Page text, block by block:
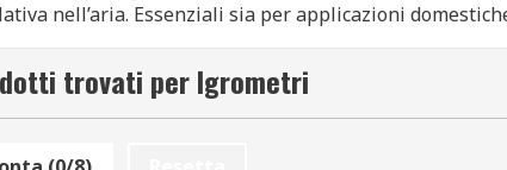
nell’aria. Essenziali sia per applicazioni
condizioni ottimali in diverse situazioni.
trovati per Igrometri